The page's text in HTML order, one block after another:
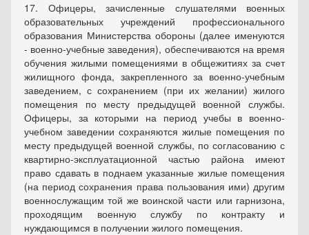
17. Офицеры, зачисленные слушателями военных
образовательных учреждений профессионального
образования Министерства обороны (далее именуются
- военно-учебные заведения), обеспечиваются на время
обучения жилыми помещениями в общежитиях за счет
жилищного фонда, закрепленного за военно-учебным
заведением, с сохранением (при их желании) жилого
помещения по месту предыдущей военной службы.
Офицеры, за которыми на период учебы в военно-
учебном заведении сохраняются жилые помещения по
месту предыдущей военной службы, по согласованию с
квартирно-эксплуатационной частью района имеют
право сдавать в поднаем указанные жилые помещения
(на период сохранения права пользования ими) другим
военнослужащим той же воинской части или гарнизона,
проходящим военную службу по контракту и
нуждающимся в получении жилого помещения.